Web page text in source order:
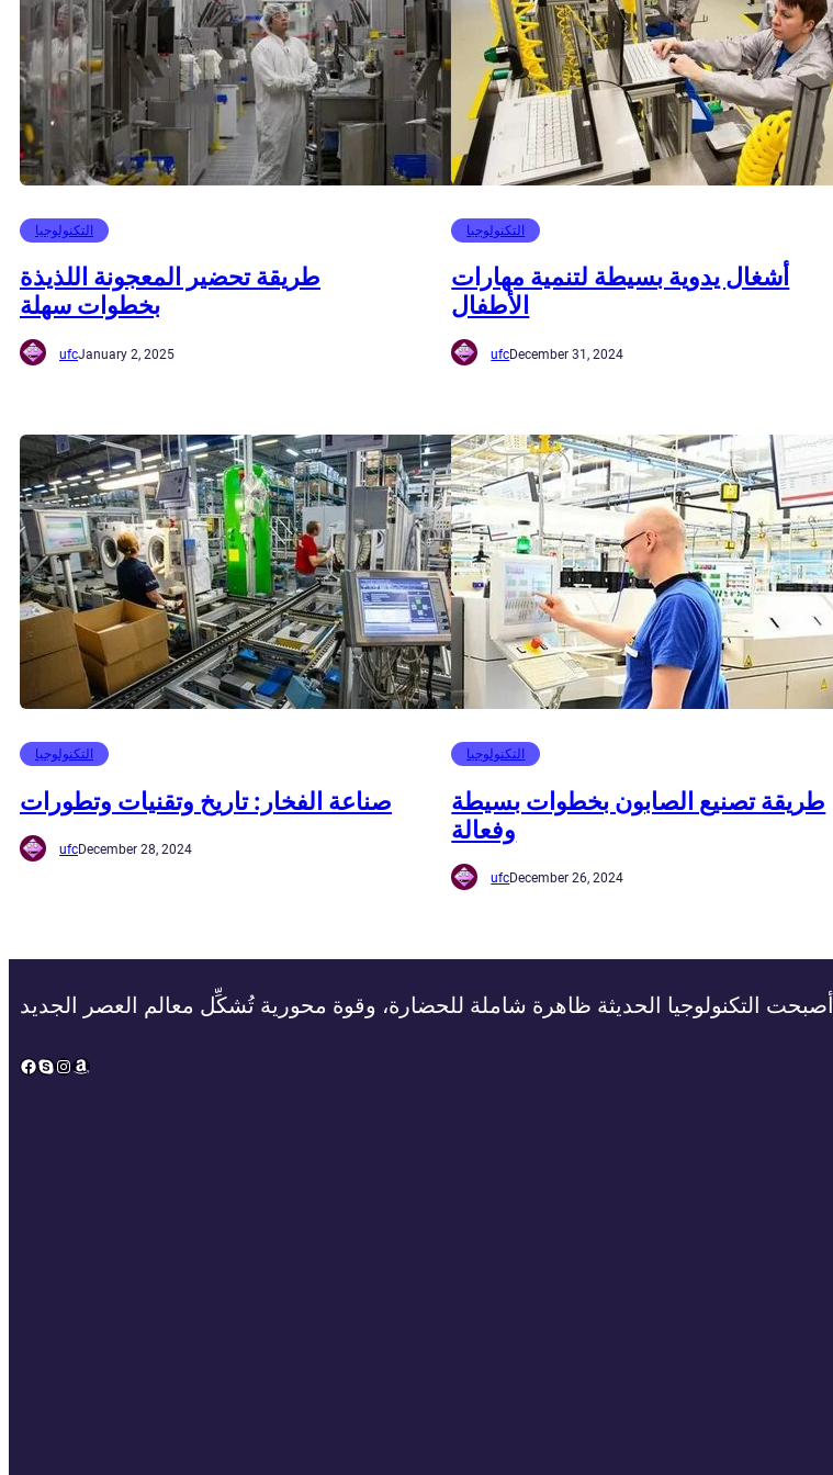
التكنولوجيا
طريقة تحضير المعجونة اللذيذة
بخطوات سهلة
ufcJanuary 2, 2025
التكنولوجيا
أشغال يدوية بسيطة لتنمية مهارات
الأطفال
ufcDecember 31, 2024
التكنولوجيا
صناعة الفخار: تاريخ وتقنيات وتطورات
ufcDecember 28, 2024
التكنولوجيا
طريقة تصنيع الصابون بخطوات بسيطة
وفعالة
ufcDecember 26, 2024
أصبحت التكنولوجيا الحديثة ظاهرة شاملة للحضارة، وقوة محورية تُشكِّل معالم العصر الجديد
Facebook
Skype
Instagram
Amazon